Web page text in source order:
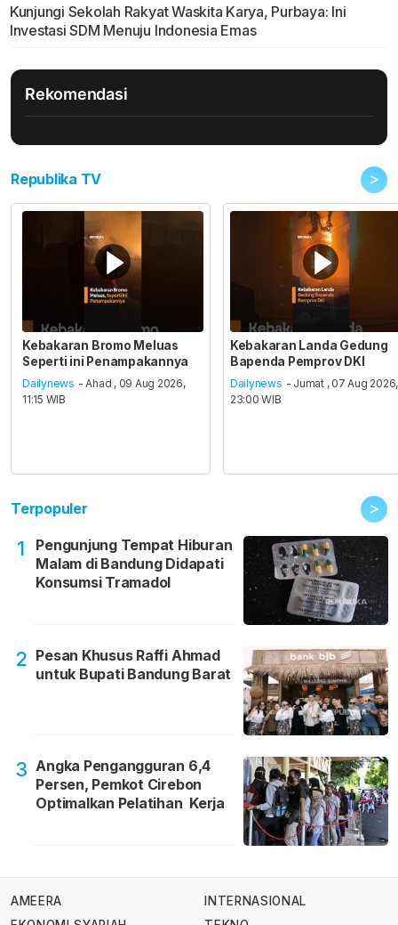
Kunjungi Sekolah Rakyat Waskita Karya, Purbaya: Ini
Investasi SDM Menuju Indonesia Emas
Rekomendasi
Republika TV >
Kebakaran Bromo Meluas
Seperti ini Penampakannya
Dailynews - Ahad , 09 Aug 2026,
11:15 WIB
Kebakaran Landa Gedung
Bapenda Pemprov DKI
Dailynews - Jumat , 07 Aug 2026,
23:00 WIB
Terpopuler >
1
Pengunjung Tempat Hiburan
Malam di Bandung Didapati
Konsumsi Tramadol
2 Pesan Khusus Raffi Ahmad
untuk Bupati Bandung Barat
3 Angka Pengangguran 6,4
Persen, Pemkot Cirebon
Optimalkan Pelatihan Kerja
AMEERA
INTERNASIONAL